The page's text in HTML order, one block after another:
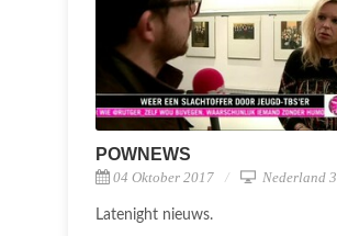
POWNEWS
04 Oktober 2017 Nederland 3
Latenight nieuws.